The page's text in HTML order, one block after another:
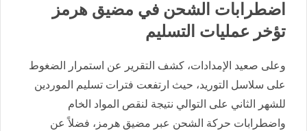
اضطرابات الشحن في مضيق هرمز
تؤخر عمليات التسليم
وعلى صعيد الإمدادات، كشف التقرير عن استمرار الضغوط
على سلاسل التوريد، حيث ارتفعت فترات تسليم الموردين
للشهر الثاني على التوالي نتيجة لنقص المواد الخام
واضطرابات حركة الشحن عبر مضيق هرمز، فضلاً عن